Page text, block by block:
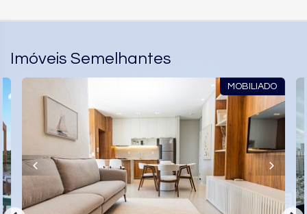
Imóveis Semelhantes
MOBILIADO